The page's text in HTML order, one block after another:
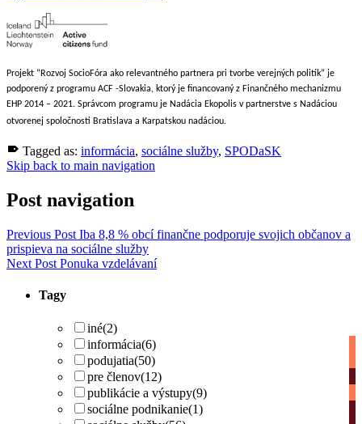
Projekt “Rozvoj SocioFóra ako relevantného partnera pri tvorbe verejných politík” je
podporený z programu ACF -Slovakia, ktorý je financovaný z Finančného mechanizmu
EHP 2014 – 2021. Správcom programu je Nadácia Ekopolis v partnerstve s Nadáciou
otvorenej spoločnosti Bratislava a Karpatskou nadáciou.
Tagged as: informácia, sociálne služby, SPODaSK
Skip back to main navigation
Post navigation
Previous Post Iba 8,8 % obcí finančne podporuje svojich občanov a
prispieva na sociálne služby
Next Post Ponuka vzdelávaní
Tagy
iné(2)
informácia(6)
podujatia(50)
pre členov(12)
publikácie a výstupy(9)
sociálne podnikanie(1)